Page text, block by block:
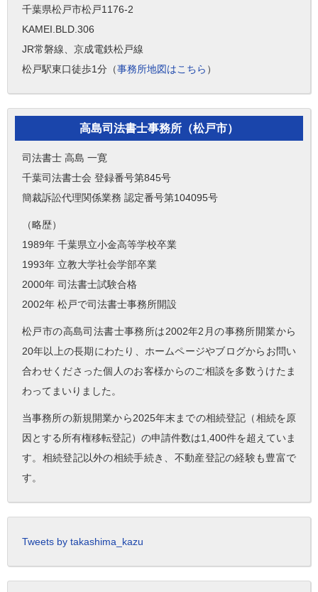
千葉県松戸市松戸1176-2
KAMEI.BLD.306
JR常磐線、京成電鉄松戸線
松戸駅東口徒歩1分（事務所地図はこちら ）
高島司法書士事務所（松戸市）
司法書士 高島 一寛
千葉司法書士会 登録番号第845号
簡裁訴訟代理関係業務 認定番号第104095号
（略歴）
1989年 千葉県立小金高等学校卒業
1993年 立教大学社会学部卒業
2000年 司法書士試験合格
2002年 松戸で司法書士事務所開設
松戸市の高島司法書士事務所は2002年2月の事務所開業から
20年以上の長期にわたり、ホームページやブログからお問い
合わせくださった個人のお客様からのご相談を多数うけたま
わってまいりました。
当事務所の新規開業から2025年末までの相続登記（相続を原
因とする所有権移転登記）の申請件数は1,400件を超えていま
す。相続登記以外の相続手続き、不動産登記の経験も豊富で
す。
Tweets by takashima_kazu